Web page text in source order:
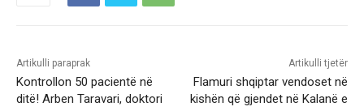
Artikulli paraprak
Kontrollon 50 pacientë në
ditë! Arben Taravari, doktori
Artikulli tjetër
Flamuri shqiptar vendoset në
kishën që gjendet në Kalanë e